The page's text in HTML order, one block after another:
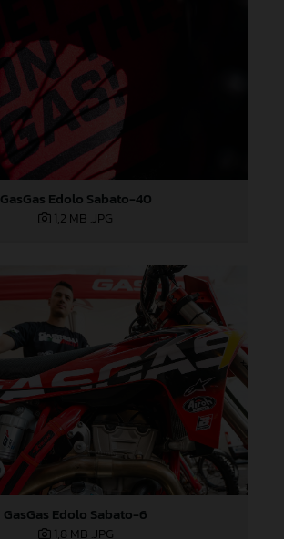
GasGas Edolo Sabato-40
1,2 MB .JPG
GasGas Edolo Sabato-6
1,8 MB .JPG